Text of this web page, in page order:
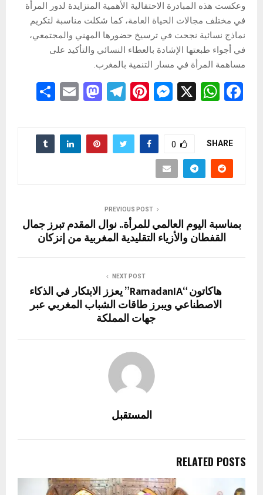
وعكست هذه المبادرة الاحتفالية الأهمية المتزايدة لدور المرأة
في مختلف مجالات الحياة العامة، كما شكلت مناسبة لتكريم
نماذج نسائية نجحت في ترسيخ حضورها المهني والمجتمعي،
في أجواء طبعتها الإشادة بالعطاء النسائي والتأكيد على
مساهمة المرأة في مسار التنمية بالمغرب.
F
b
o
o
W
A
p
X
M
se
n
Pi
er
es
T
e
gr
M
st
o
E
ail
ar
e
SHARE
0
PREVIOUS POST
بمناسبة اليوم العالمي للمرأة.. نوال المقدم تبرز جمال
القفطان والأزياء التقليدية المغربية من إنزكان
NEXT POST
هاكاتون “RamadanIA” يعزز الابتكار في الذكاء
الاصطناعي ويبرز طاقات الشباب المغربي عبر
جهات المملكة
المستقبل
RELATED POSTS